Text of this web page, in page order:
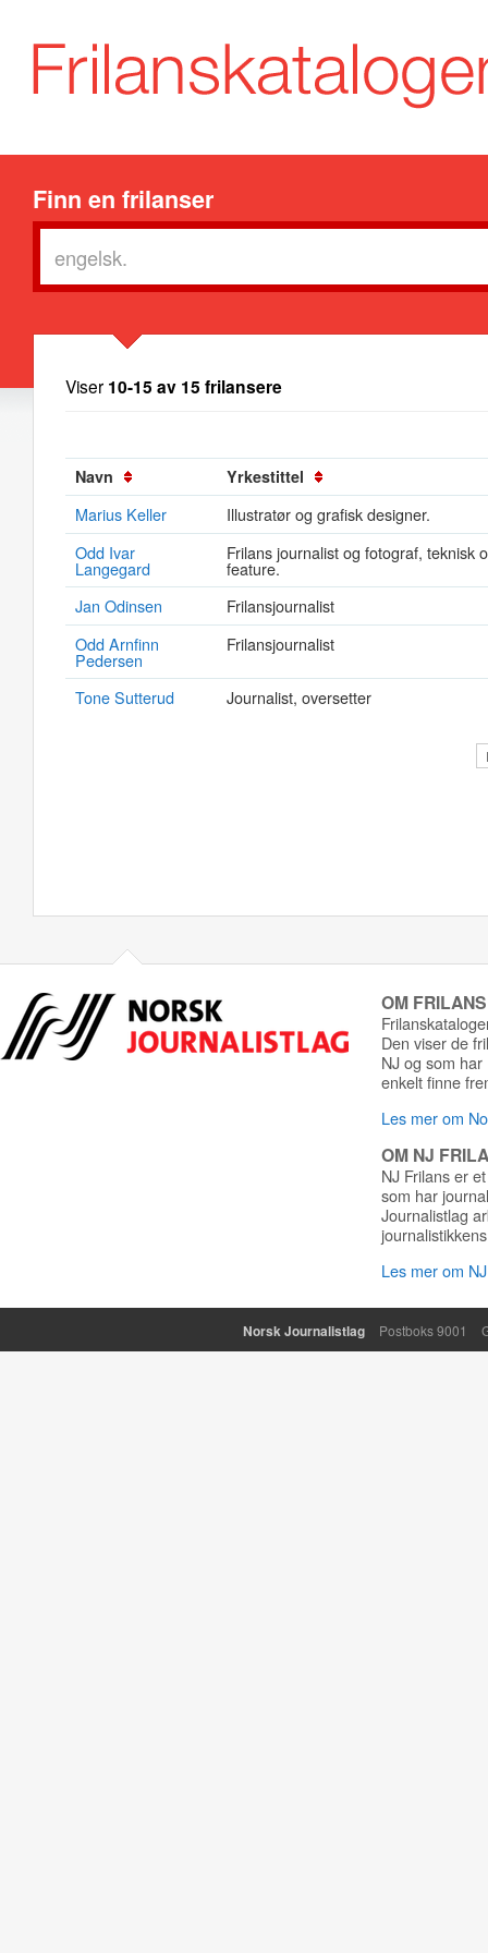
Finn en frilanser
Viser 10-15 av 15 frilansere
Navn Yrkestittel
Marius Keller
Illustratør og grafisk designer.
Odd Ivar
Langegard
Frilans journalist og fotograf, teknisk
feature.
Jan Odinsen
Frilansjournalist
Odd Arnfinn
Pedersen
Frilansjournalist
Tone Sutterud Journalist, oversetter
OM
Den viser de
NJ og som
enkelt finne
Les mer om
OM NJ
NJ Frilans er
som har
Journalistlag
Les mer om
Norsk Journalistlag Postboks 9001